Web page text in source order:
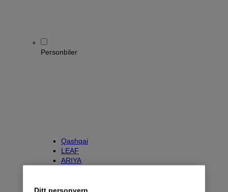
Personbiler
Qashqai
LEAF
ARIYA
e-NV200 Evalia
Ditt personvern